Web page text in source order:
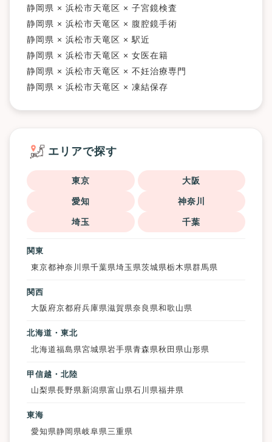
静岡県 × 浜松市天竜区 × 子宮鏡検査
静岡県 × 浜松市天竜区 × 腹腔鏡手術
静岡県 × 浜松市天竜区 × 駅近
静岡県 × 浜松市天竜区 × 女医在籍
静岡県 × 浜松市天竜区 × 不妊治療専門
静岡県 × 浜松市天竜区 × 凍結保存
エリアで探す
東京 大阪
愛知 神奈川
埼玉 千葉
関東
東京都神奈川県千葉県埼玉県茨城県栃木県群馬県
関西
大阪府京都府兵庫県滋賀県奈良県和歌山県
北海道・東北
北海道福島県宮城県岩手県青森県秋田県 山形県
甲信越・北陸
山梨県長野県新潟県富山県石川県福井県
東海
愛知県静岡県岐阜県 三重県